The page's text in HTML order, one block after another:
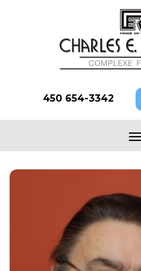
450 654-3342